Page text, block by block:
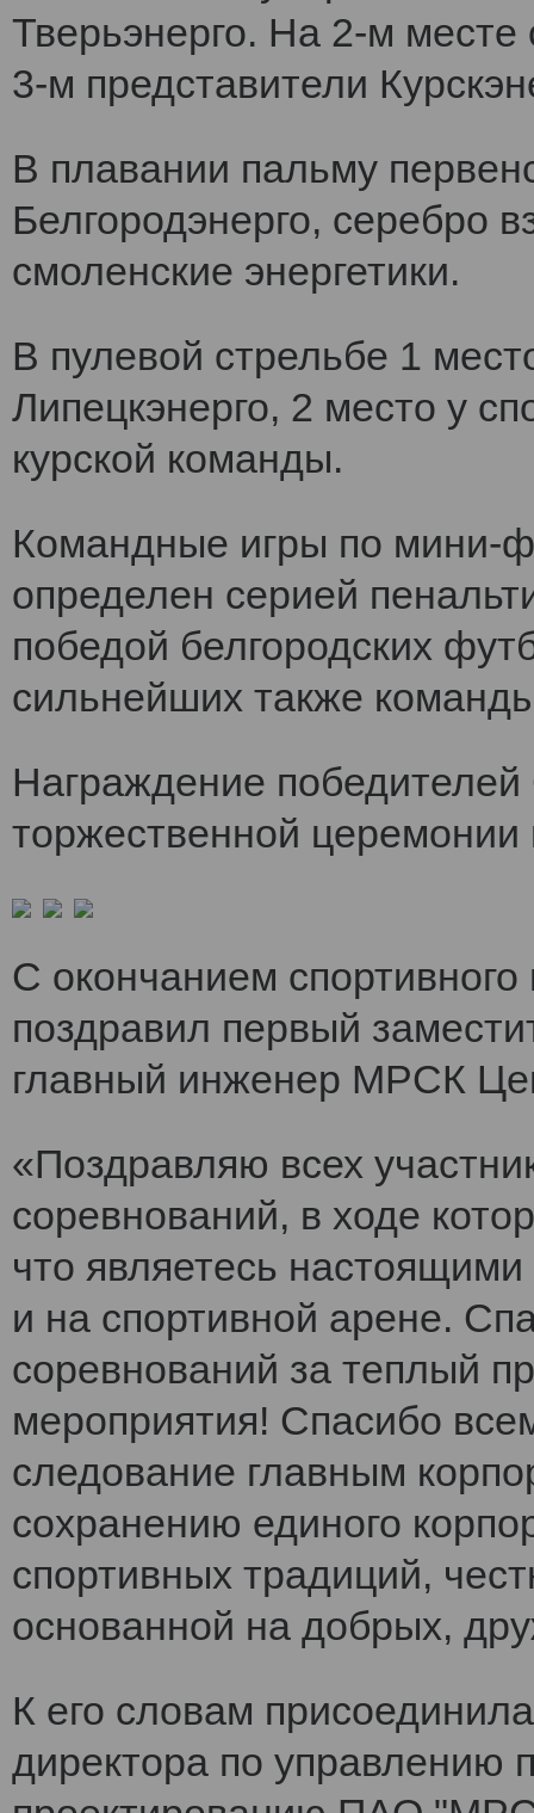
Тверьэнерго. На 2-м
3-м представители
В плавании пальму
Белгородэнерго, серебро
смоленские энергетики.
В пулевой стрельбе 1
Липецкэнерго, 2 место у
курской команды.
Командные игры по мини-
определен серией
победой белгородских
сильнейших также
Награждение
торжественной
С окончанием
поздравил первый
главный инженер МРСК
«Поздравляю всех
соревнований, в ходе
что являетесь
и на спортивной арене.
соревнований за теплый
мероприятия! Спасибо
следование главным
сохранению единого
спортивных традиций,
основанной на добрых,
К его словам
директора по управлению